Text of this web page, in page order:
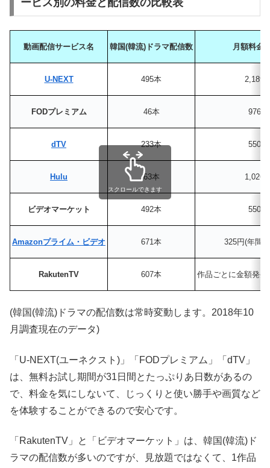
ービス別の料金と配信数の比較表
動画配信サービス名 韓国(韓流)ドラマ配信数 月額料金(
U-NEXT 495本 2,189
FODプレミアム 46本 976円
dTV 233本 550円
Hulu 63本 1,026
ビデオマーケット 492本 550円
Amazonプライム・ビデオ 671本 325円(年間
RakutenTV 607本 作品ごとに金額発生
スクロールできます
(韓国(韓流)ドラマの配信数は常時変動します。2018年10
月調査現在のデータ)
「U-NEXT(ユーネクスト)」「FODプレミアム」「dTV」
は、無料お試し期間が31日間とたっぷりあ日数があるの
で、料金を気にしないて、じっくりと使い勝手や画質など
を体験することができるので安心です。
「RakutenTV」と「ビデオマーケット」は、韓国(韓流)ド
ラマの配信数が多いのですが、見放題ではなくて、1作品